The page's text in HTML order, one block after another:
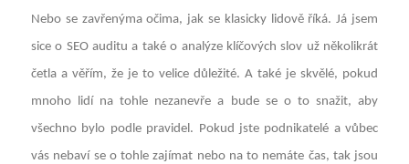
Nebo se zavřenýma očima, jak se klasicky lidově říká. Já jsem
sice o SEO auditu a také o analýze klíčových slov už několikrát
četla a věřím, že je to velice důležité. A také je skvělé, pokud
mnoho lidí na tohle nezanevře a bude se o to snažit, aby
všechno bylo podle pravidel. Pokud jste podnikatelé a vůbec
vás nebaví se o tohle zajímat nebo na to nemáte čas, tak jsou